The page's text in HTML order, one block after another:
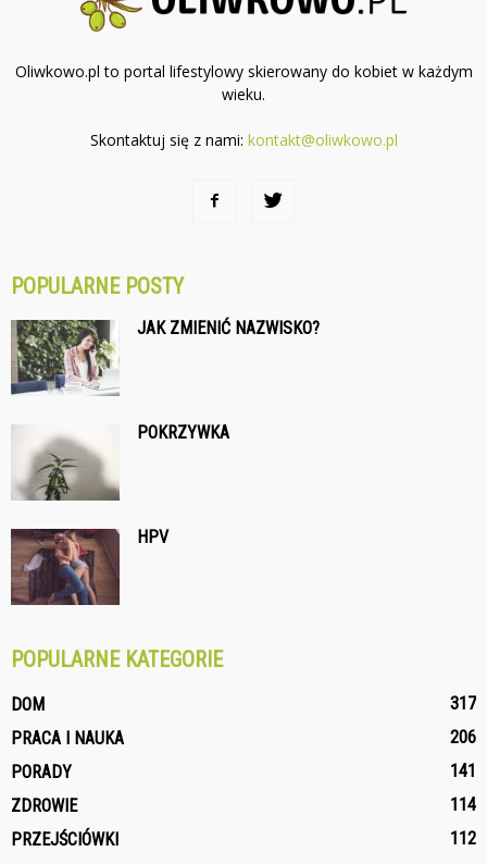
Oliwkowo.pl to portal lifestylowy skierowany do kobiet w każdym
wieku.
Skontaktuj się z nami: kontakt@oliwkowo.pl
POPULARNE POSTY
JAK ZMIENIĆ NAZWISKO?
POKRZYWKA
HPV
POPULARNE KATEGORIE
DOM
317
PRACA I NAUKA
206
PORADY
141
ZDROWIE
114
PRZEJŚCIÓWKI
112